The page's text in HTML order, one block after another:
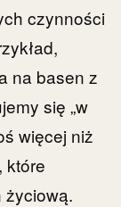
czynności
na basen z
się „w
więcej niż
które
życiową.